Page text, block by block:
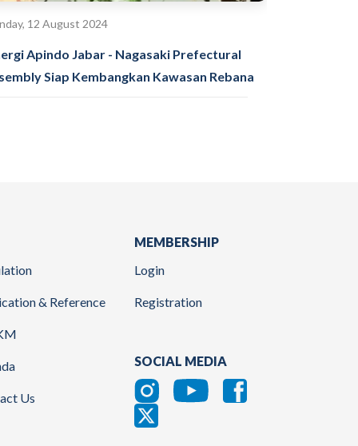
12 August 2024
Apindo Jabar - Nagasaki Prefectural
Siap Kembangkan Kawasan Rebana
& Reference
Us
MEMBERSHIP
Login
Registration
SOCIAL MEDIA